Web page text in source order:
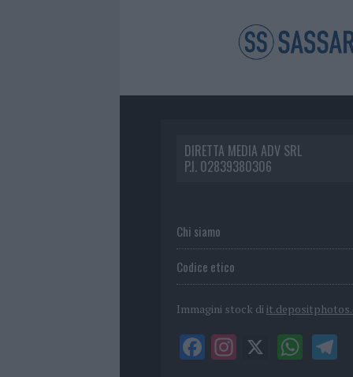
DIRETTA MEDIA ADV SRL
P.I. 02839380306
Chi siamo
Codice etico
Immagini stock di